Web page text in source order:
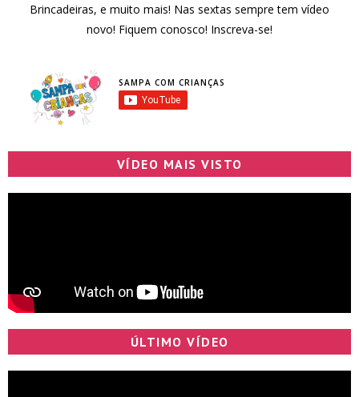
Brincadeiras, e muito mais! Nas sextas sempre tem vídeo
novo! Fiquem conosco! Inscreva-se!
SAMPA COM CRIANÇAS
VÍDEO MAIS VISTO
ÚLTIMO VÍDEO